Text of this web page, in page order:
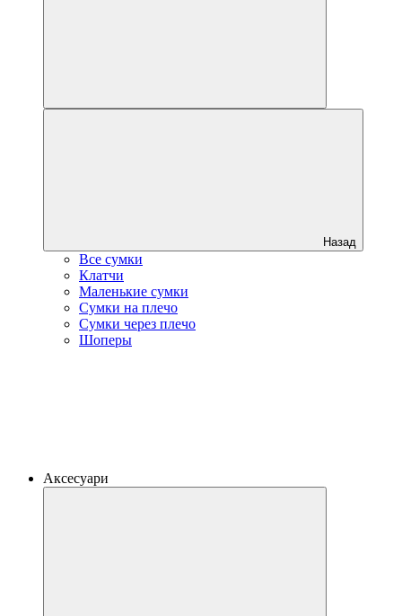
Назад
Все сумки
Клатчи
Маленькие сумки
Сумки на плечо
Сумки через плечо
Шоперы
Аксесуари